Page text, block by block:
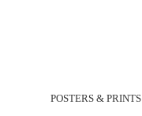
POSTERS & PRINTS